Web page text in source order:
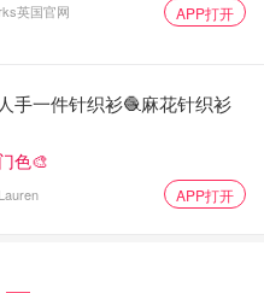
英国官网 APP打开
手一件针织衫🧶麻花针织衫
色🎨
APP打开